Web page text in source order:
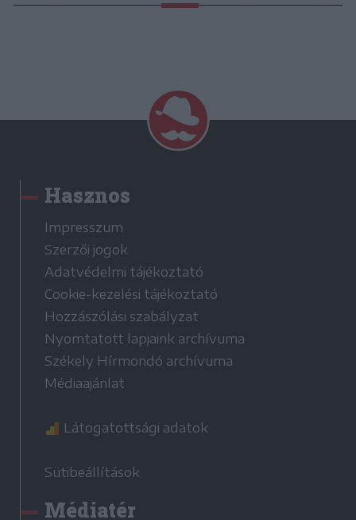
Hasznos
Impresszum
Szerzői jogok
Adatvédelmi tájékoztató
Cookie-kezelési tájékoztató
Hozzászólási szabályzat
Nyomtatott lapjaink archívuma
Székely Hírmondó archívuma
Médiaajánlat
Látogatottsági adatok
Sütibeállítások
Médiatér